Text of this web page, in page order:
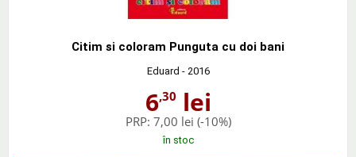
Citim si coloram Punguta cu doi bani
Eduard - 2016
6,30 lei
PRP: 7,00 lei (-10%)
în stoc